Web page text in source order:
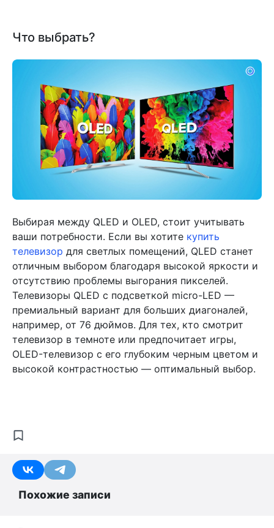
Что выбрать?
Выбирая между QLED и OLED, стоит учитывать
ваши потребности. Если вы хотите купить
телевизор для светлых помещений, QLED станет
отличным выбором благодаря высокой яркости и
отсутствию проблемы выгорания пикселей.
Телевизоры QLED с подсветкой micro-LED —
премиальный вариант для больших диагоналей,
например, от 76 дюймов. Для тех, кто смотрит
телевизор в темноте или предпочитает игры,
OLED-телевизор с его глубоким черным цветом и
высокой контрастностью — оптимальный выбор.
Похожие записи